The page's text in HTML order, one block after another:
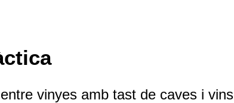
vinyes amb tast de caves i vins